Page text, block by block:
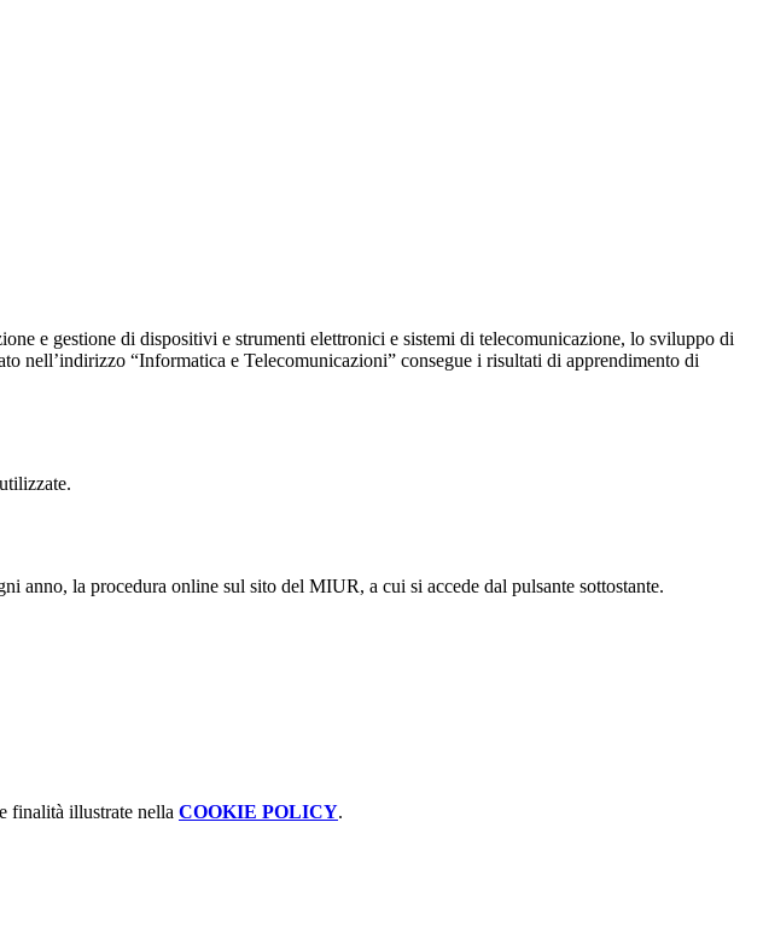
e gestione di dispositivi e strumenti elettronici e sistemi di telecomunicazione, lo sviluppo di
nell’indirizzo “Informatica e Telecomunicazioni” consegue i risultati di apprendimento di
anno, la procedura online sul sito del MIUR, a cui si accede dal pulsante sottostante.
finalità illustrate nella COOKIE POLICY.